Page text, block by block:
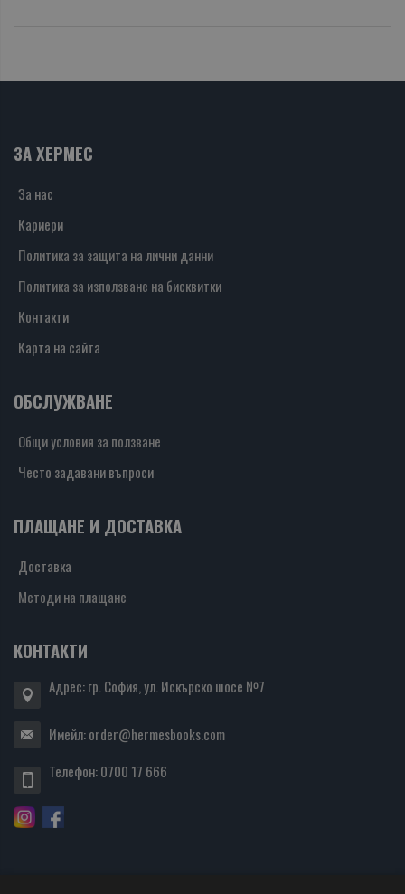
ЗА ХЕРМЕС
За нас
Кариери
Политика за защита на лични данни
Политика за използване на бисквитки
Контакти
Карта на сайта
ОБСЛУЖВАНЕ
Общи условия за ползване
Често задавани въпроси
ПЛАЩАНЕ И ДОСТАВКА
Доставка
Методи на плащане
КОНТАКТИ
Адрес: гр. София, ул. Искърско шосе №7
Имейл:order@hermesbooks.com
Телефон:0700 17 666